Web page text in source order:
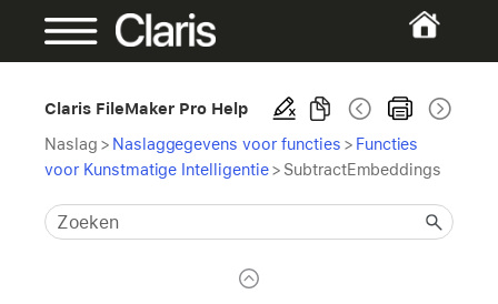
Claris FileMaker Pro Help
Naslag > Naslaggegevens voor functies > Functies
voor Kunstmatige Intelligentie> SubtractEmbeddings